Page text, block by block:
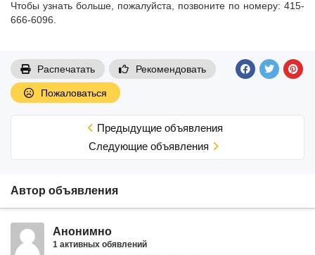
Чтобы узнать больше, пожалуйста, позвоните по номеру: 415-
666-6096.
Распечатать Рекомендовать
Пожаловаться
Предыдущие объявления
Cледующие объявления
Автор объявления
Анонимно
1 активных обявлений